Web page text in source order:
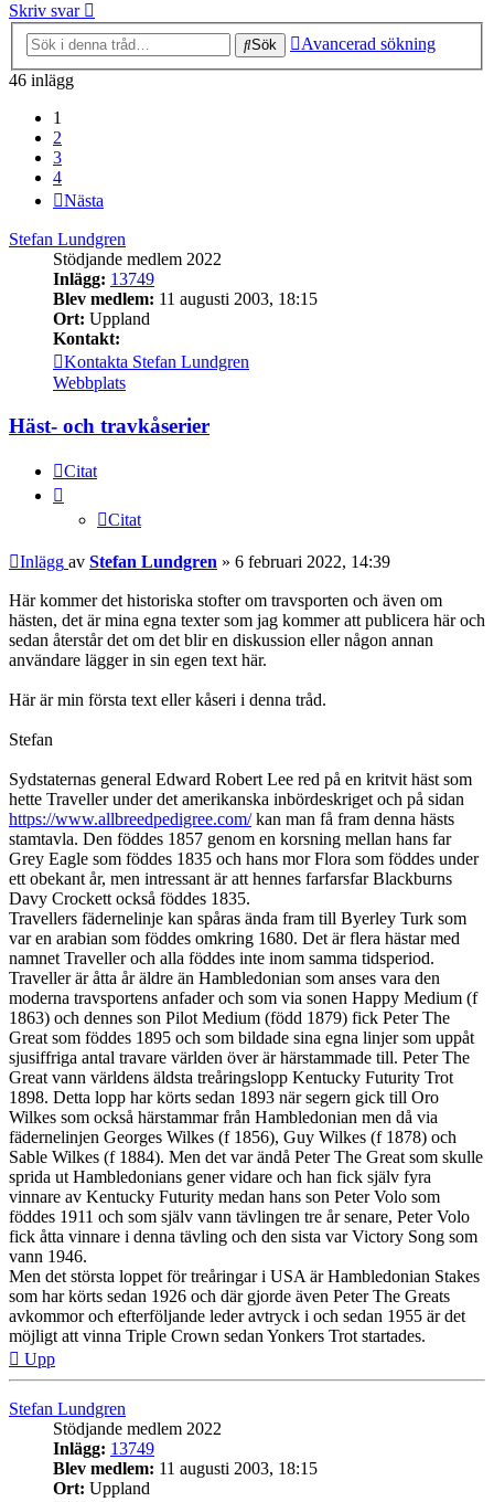
Skriv svar
Sök
Avancerad sökning
46 inlägg
1
2
3
4
Nästa
Stefan Lundgren
Stödjande medlem 2022
Inlägg: 13749
Blev medlem: 11 augusti 2003, 18:15
Ort: Uppland
Kontakt:
Kontakta Stefan Lundgren
Webbplats
Häst- och travkåserier
Citat
Citat
Inlägg av Stefan Lundgren » 6 februari 2022, 14:39
Här kommer det historiska stofter om travsporten och även om
hästen, det är mina egna texter som jag kommer att publicera här och
sedan återstår det om det blir en diskussion eller någon annan
användare lägger in sin egen text här.
Här är min första text eller kåseri i denna tråd.
Stefan
Sydstaternas general Edward Robert Lee red på en kritvit häst som
hette Traveller under det amerikanska inbördeskriget och på sidan
https://www.allbreedpedigree.com/kan man få fram denna hästs
stamtavla. Den föddes 1857 genom en korsning mellan hans far
Grey Eagle som föddes 1835 och hans mor Flora som föddes under
ett obekant år, men intressant är att hennes farfarsfar Blackburns
Davy Crockett också föddes 1835.
Travellers fädernelinje kan spåras ända fram till Byerley Turk som
var en arabian som föddes omkring 1680. Det är flera hästar med
namnet Traveller och alla föddes inte inom samma tidsperiod.
Traveller är åtta år äldre än Hambledonian som anses vara den
moderna travsportens anfader och som via sonen Happy Medium (f
1863) och dennes son Pilot Medium (född 1879) fick Peter The
Great som föddes 1895 och som bildade sina egna linjer som uppåt
sjusiffriga antal travare världen över är härstammade till. Peter The
Great vann världens äldsta treåringslopp Kentucky Futurity Trot
1898. Detta lopp har körts sedan 1893 när segern gick till Oro
Wilkes som också härstammar från Hambledonian men då via
fädernelinjen Georges Wilkes (f 1856), Guy Wilkes (f 1878) och
Sable Wilkes (f 1884). Men det var ändå Peter The Great som skulle
sprida ut Hambledonians gener vidare och han fick själv fyra
vinnare av Kentucky Futurity medan hans son Peter Volo som
föddes 1911 och som själv vann tävlingen tre år senare, Peter Volo
fick åtta vinnare i denna tävling och den sista var Victory Song som
vann 1946.
Men det största loppet för treåringar i USA är Hambledonian Stakes
som har körts sedan 1926 och där gjorde även Peter The Greats
avkommor och efterföljande leder avtryck i och sedan 1955 är det
möjligt att vinna Triple Crown sedan Yonkers Trot startades.
Upp
Stefan Lundgren
Stödjande medlem 2022
Inlägg: 13749
Blev medlem: 11 augusti 2003, 18:15
Ort: Uppland